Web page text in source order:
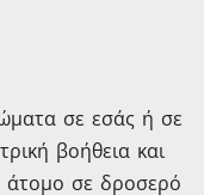
σε εσάς ή σε
βοήθεια και
άτομο σε δροσερό